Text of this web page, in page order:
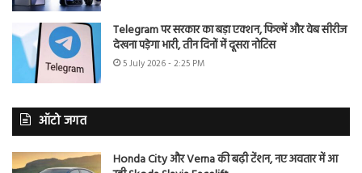
Telegram पर सरकार का बड़ा एक्शन, फिल्में और वेब सीरीज
देखना पड़ेगा भारी, तीन दिनों में दूसरा नोटिस
5 July 2026 - 2:25 PM
ऑटो जगत
Honda City और Verna की बढ़ी टेंशन, नए अवतार में आ